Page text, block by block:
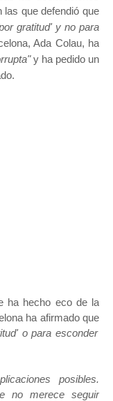
las que defendió que
gratitud' y no para
Ada Colau, ha
y ha pedido un
ha hecho eco de la
ha afirmado que
o para esconder
posibles.
no merece seguir